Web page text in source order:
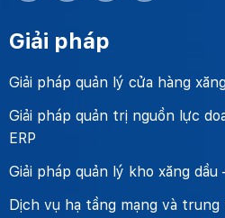
Giải pháp
Giải pháp quản lý cửa hàng
Giải pháp quản trị nguồn lực
ERP
Giải pháp quản lý kho xăng dầu
Dịch vụ hạ tầng mạng và trung